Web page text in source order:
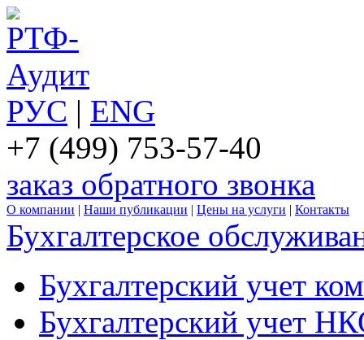
РУС | ENG
+7 (499) 753-57-40
заказ обратного звонка
О компании | Наши публикации | Цены на услуги | Контакты
Бухгалтерское
Бухгалтерский учет
Бухгалтерский учет